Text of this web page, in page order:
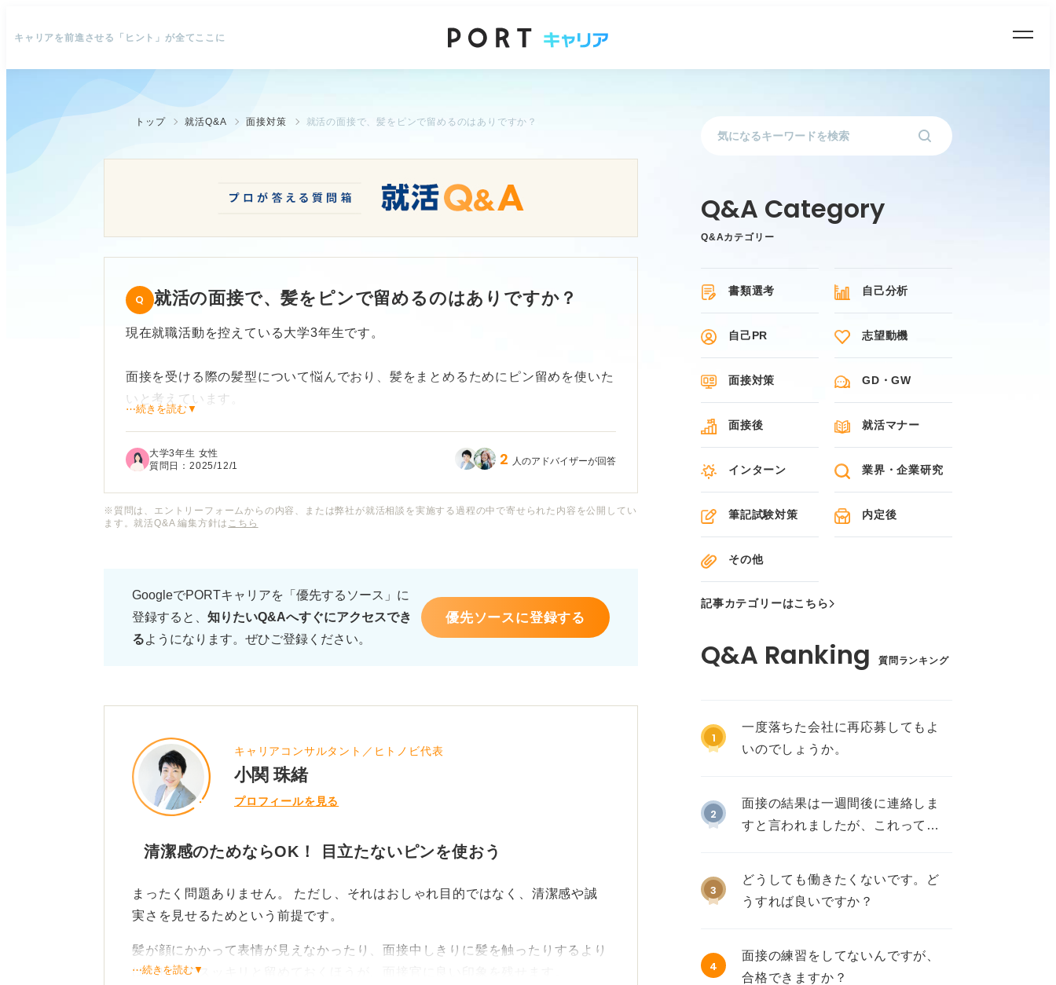
キャリアを前進させる「ヒント」が全てここに
トップ 就活Q&A 面接対策 就活の面接で、髪をピンで留めるのはありですか？
就活の面接で、髪をピンで留めるのはありですか？
現在就職活動を控えている大学3年生です。
面接を受ける際の髪型について悩んでおり、髪をまとめるためにピン留めを使いた
いと考えています。
ンを使えばマナー違反にならないのか教えてください。
また、ピンが目立たないように付けるべきなのでしょか？ 色々と気になる点があ
るので、髪型についても全体的なアドバイスをお願いします。
⋯続きを読む▼
大学3年生 女性
質問日：2025/12/1 2 人のアドバイザーが回答
※質問は、エントリーフォームからの内容、または弊社が就活相談を実施する過程の中で寄せられた内容を公開してい
ます。就活Q&A 編集方針は こちら
GoogleでPORTキャリアを「優先するソース」に
登録すると、 知りたいQ&Aへすぐにアクセスでき
るようになります。ぜひご登録ください。
優先ソースに登録する
キャリアコンサルタント／ヒトノビ代表
小関 珠緒
プロフィールを見る
清潔感のためならOK！ 目立たないピンを使おう
まったく問題ありません。 ただし、それはおしゃれ目的ではなく、清潔感や誠
実さを見せるためという前提です。
髪が顔にかかって表情が見えなかったり、面接中しきりに髪を触ったりするより
は、ピンでスッキリと留めておくほうが、面接官に良い印象を残せます。
⋯続きを読む▼
Q&Aカテゴリー
書類選考 自己分析
自己PR 志望動機
面接対策 GD・GW
面接後 就活マナー
インターン 業界・企業研究
筆記試験対策 内定後
その他
記事カテゴリーはこちら
質問ランキング
1
一度落ちた会社に再応募してもよ
いのでしょうか。
2
面接の結果は一週間後に連絡しま
すと言われましたが、これって不
3
どうしても働きたくないです。ど
うすれば良いですか？
4
面接の練習をしてないんですが、
合格できますか？